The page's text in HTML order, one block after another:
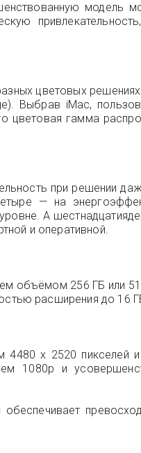
модель
цветовых
Выбрав iMac,
цветовая гамма
при решении
— на
А
и оперативной.
объёмом 256 ГБ или
расширения до 16
4480 x 2520 пикселей
1080p и